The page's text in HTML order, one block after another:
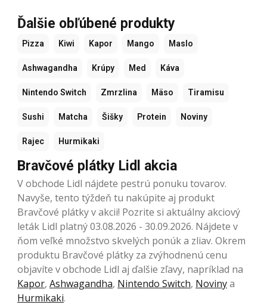
Ďalšie obľúbené produkty
Pizza Kiwi Kapor Mango Maslo
Ashwagandha Krúpy Med Káva
Nintendo Switch Zmrzlina Mäso Tiramisu
Sushi Matcha Šišky Protein Noviny
Rajec Hurmikaki
Bravčové plátky Lidl akcia
V obchode Lidl nájdete pestrú ponuku tovarov.
Navyše, tento týždeň tu nakúpite aj produkt
Bravčové plátky v akcii! Pozrite si aktuálny akciový
leták Lidl platný 03.08.2026 - 30.09.2026. Nájdete v
ňom veľké množstvo skvelých ponúk a zliav. Okrem
produktu Bravčové plátky za zvýhodnenú cenu
objavíte v obchode Lidl aj ďalšie zľavy, napríklad na
Kapor, Ashwagandha, Nintendo Switch, Novinya
Hurmikaki.